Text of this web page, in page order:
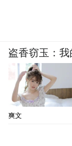
盗香窃玉：
爽文